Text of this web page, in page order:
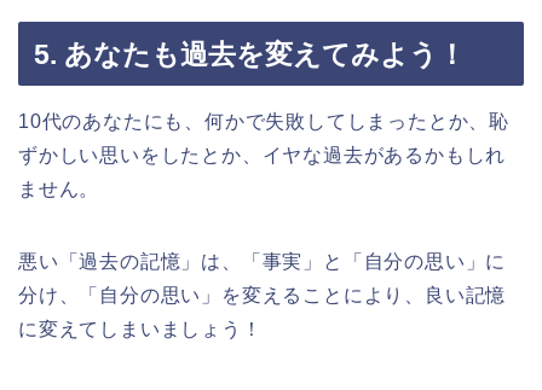
5. あなたも過去を変えてみよう！
10代のあなたにも、何かで失敗してしまったとか、恥
ずかしい思いをしたとか、イヤな過去があるかもしれ
ません。
悪い「過去の記憶」は、「事実」と「自分の思い」に
分け、「自分の思い」を変えることにより、良い記憶
に変えてしまいましょう！